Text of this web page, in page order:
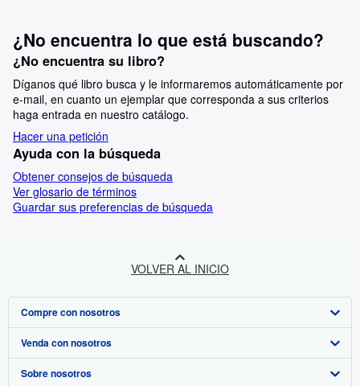
¿No encuentra lo que está buscando?
¿No encuentra su libro?
Díganos qué libro busca y le informaremos automáticamente por
e-mail, en cuanto un ejemplar que corresponda a sus criterios
haga entrada en nuestro catálogo.
Hacer una petición
Ayuda con la búsqueda
Obtener consejos de búsqueda
Ver glosario de términos
Guardar sus preferencias de búsqueda
VOLVER AL INICIO
Compre con nosotros
Búsqueda avanzada
Colecciones
Venda con nosotros
Comenzar a vender
Sobre nosotros